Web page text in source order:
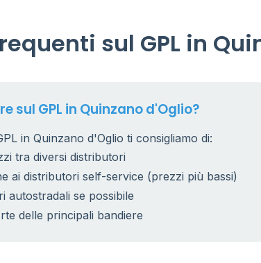
sul GPL in
sul GPL in Quinzano d'Oglio?
in Quinzano d'Oglio ti consigliamo di:
tra diversi distributori
ai distributori self-service (prezzi più bassi)
autostradali se possibile
delle principali bandiere